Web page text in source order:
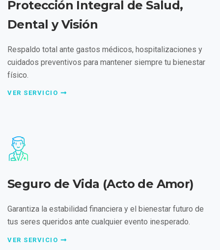
Protección Integral de Salud,
Dental y Visión
Respaldo total ante gastos médicos, hospitalizaciones y
cuidados preventivos para mantener siempre tu bienestar
físico.
VER SERVICIO
Seguro de Vida (Acto de Amor)
Garantiza la estabilidad financiera y el bienestar futuro de
tus seres queridos ante cualquier evento inesperado.
VER SERVICIO